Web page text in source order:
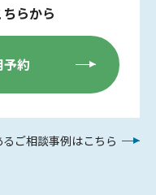
らから
約
るご相談事例はこちら